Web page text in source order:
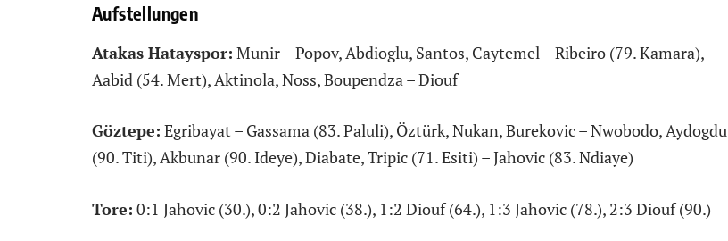
Aufstellungen
Atakas Hatayspor: Munir – Popov, Abdioglu, Santos, Caytemel – Ribeiro (79. Kamara),
Aabid (54. Mert), Aktinola, Noss, Boupendza – Diouf
Göztepe: Egribayat – Gassama (83. Paluli), Öztürk, Nukan, Burekovic – Nwobodo, Aydogdu
(90. Titi), Akbunar (90. Ideye), Diabate, Tripic (71. Esiti) – Jahovic (83. Ndiaye)
Tore: 0:1 Jahovic (30.), 0:2 Jahovic (38.), 1:2 Diouf (64.), 1:3 Jahovic (78.), 2:3 Diouf (90.)